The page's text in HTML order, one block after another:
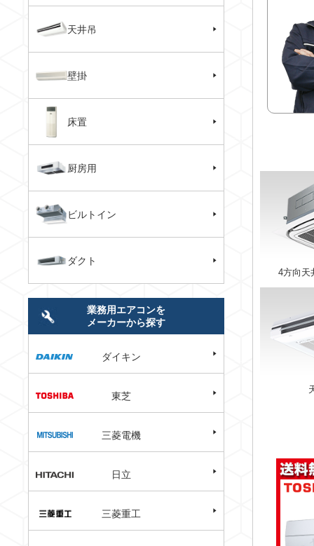
4方向天
天井吊
壁掛
床置
厨房用
ビルトイン
ダクト
業務用エアコンを
メーカーから探す
ダイキン
東芝
三菱電機
日立
三菱重工